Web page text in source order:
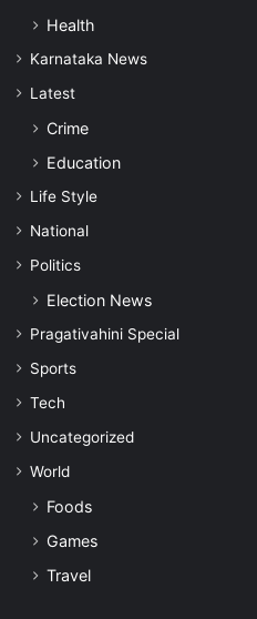
Health
Karnataka News
Latest
Crime
Education
Life Style
National
Politics
Election News
Pragativahini Special
Sports
Tech
Uncategorized
World
Foods
Games
Travel